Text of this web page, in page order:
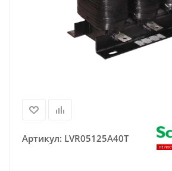
Артикул: LVR05125A40T